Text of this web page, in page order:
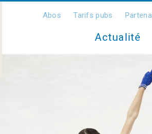
Abos Tarifs pubs
Actualité